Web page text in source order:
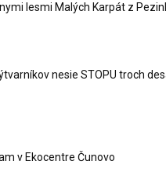
lesmi Malých Karpát z
nesie STOPU troch
v Ekocentre Čunovo